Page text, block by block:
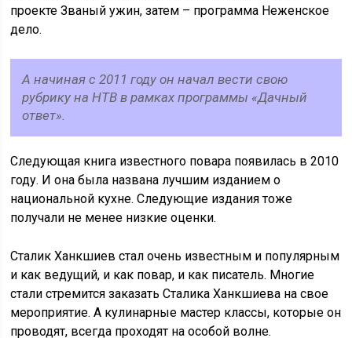
проекте Званый ужин, затем – программа Неженское
дело.
А начиная с 2011 году он начал вести свою
рубрику на НТВ в рамках программы «Дачный
ответ».
Следующая книга известного повара появилась в 2010
году. И она была названа лучшим изданием о
национальной кухне. Следующие издания тоже
получали не менее низкие оценки.
Сталик Ханкшиев стал очень известным и популярным
и как ведущий, и как повар, и как писатель. Многие
стали стремится заказать Сталика Ханкшиева на свое
мероприятие. А кулинарные мастер классы, которые он
проводят, всегда проходят на особой волне.